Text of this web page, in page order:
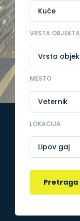
VRSTA OBJEKTA
MESTO
LOKACIJA
Lipov gaj
Pretraga